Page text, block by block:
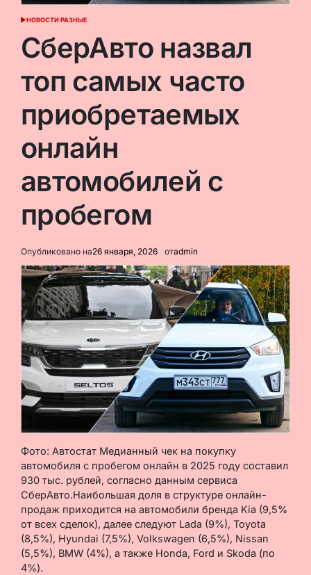
ОПУБЛИКОВАНО
НОВОСТИ РАЗНЫЕ
СберАвто назвал
топ самых часто
приобретаемых
онлайн
автомобилей с
пробегом
Опубликовано на26 января, 2026 отadmin
Фото: Автостат Медианный чек на покупку
автомобиля с пробегом онлайн в 2025 году составил
930 тыс. рублей, согласно данным сервиса
СберАвто.Наибольшая доля в структуре онлайн-
продаж приходится на автомобили бренда Kia (9,5%
от всех сделок), далее следуют Lada (9%), Toyota
(8,5%), Hyundai (7,5%), Volkswagen (6,5%), Nissan
(5,5%), BMW (4%), а также Honda, Ford и Skoda (по
4%).